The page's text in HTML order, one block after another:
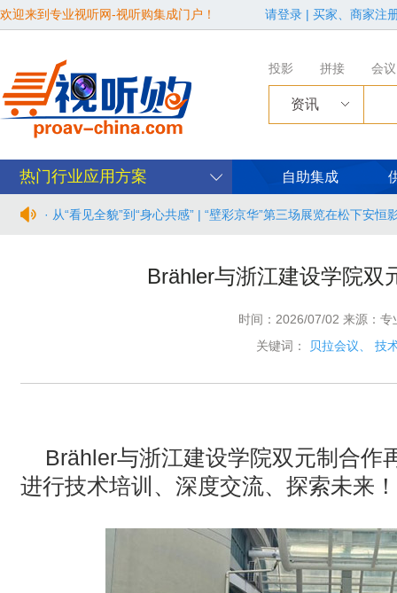
欢迎来到专业视听网-视听购集成门户！ 请登录 | 买家、商家注
投影 拼接 会议
资讯
热门行业应用方案 自助集成
· 从“看见全貌”到“身心共感” | “壁彩京华”第三场展览在松下安恒
· AVONIC摄像机 × Bosch DICENTIS会议系统保障二十国央行
· TCC Family 选型指南｜森海塞尔三款天花阵列麦克风，该选
· 【BIRTV发布】万象视听，向新而生，BIRTV2026即将开幕！
Brähler与浙江建设学院双
时间：2026/07/02 来源：专
关键词：
贝拉会议 技
Brähler与浙江建设学院双元制合作
进行技术培训、深度交流、探索未来！